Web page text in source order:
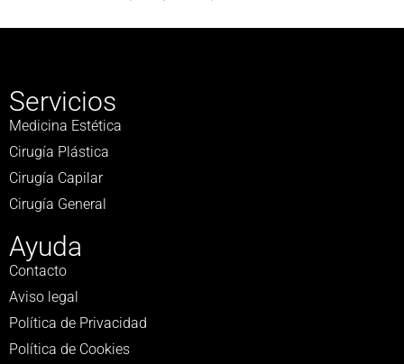
Servicios
Medicina Estética
Cirugía Plástica
Cirugía Capilar
Cirugía General
Ayuda
Contacto
Aviso legal
Política de Privacidad
Política de Cookies